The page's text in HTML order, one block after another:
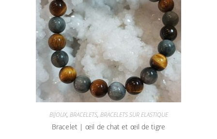
BIJOUX, BRACELETS, BRACELETS SUR ELASTIQUE
Bracelet | œil de chat et œil de tigre